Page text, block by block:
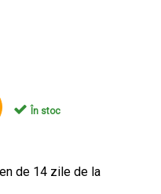
În stoc
de 14 zile de la